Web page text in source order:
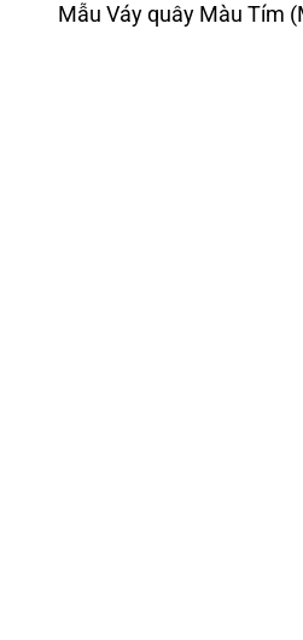
Mẫu Váy quây Màu Tím